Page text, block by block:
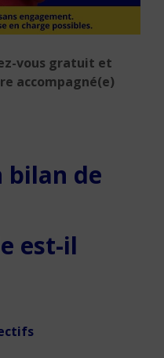
vous gratuit et
accompagné(e)
bilan de
est-il